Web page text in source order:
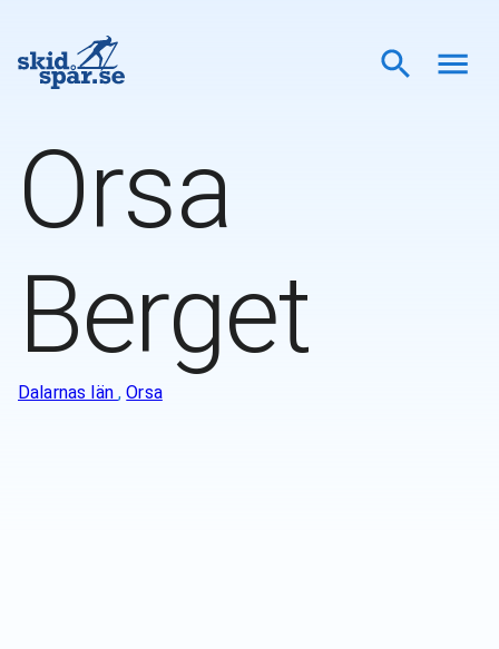
Orsa
Berget
Dalarnas län ,Orsa